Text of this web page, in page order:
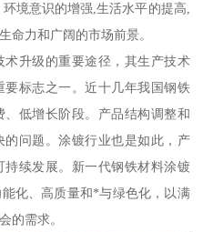
境意识的增强,生活水平的提高,
命力和广阔的市场前景。
升级的重要途径，其生产技术
标志之一。近十几年我国钢铁
低增长阶段。产品结构调整和
问题。涂镀行业也是如此，产
续发展。新一代钢铁材料涂镀
化、高质量和*与绿色化，以满
的需求。